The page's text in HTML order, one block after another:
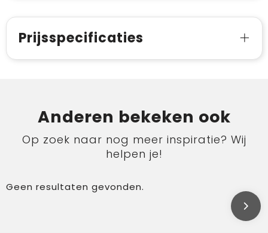
Prijsspecificaties
Anderen bekeken ook
Op zoek naar nog meer inspiratie? Wij
helpen je!
Geen resultaten gevonden.